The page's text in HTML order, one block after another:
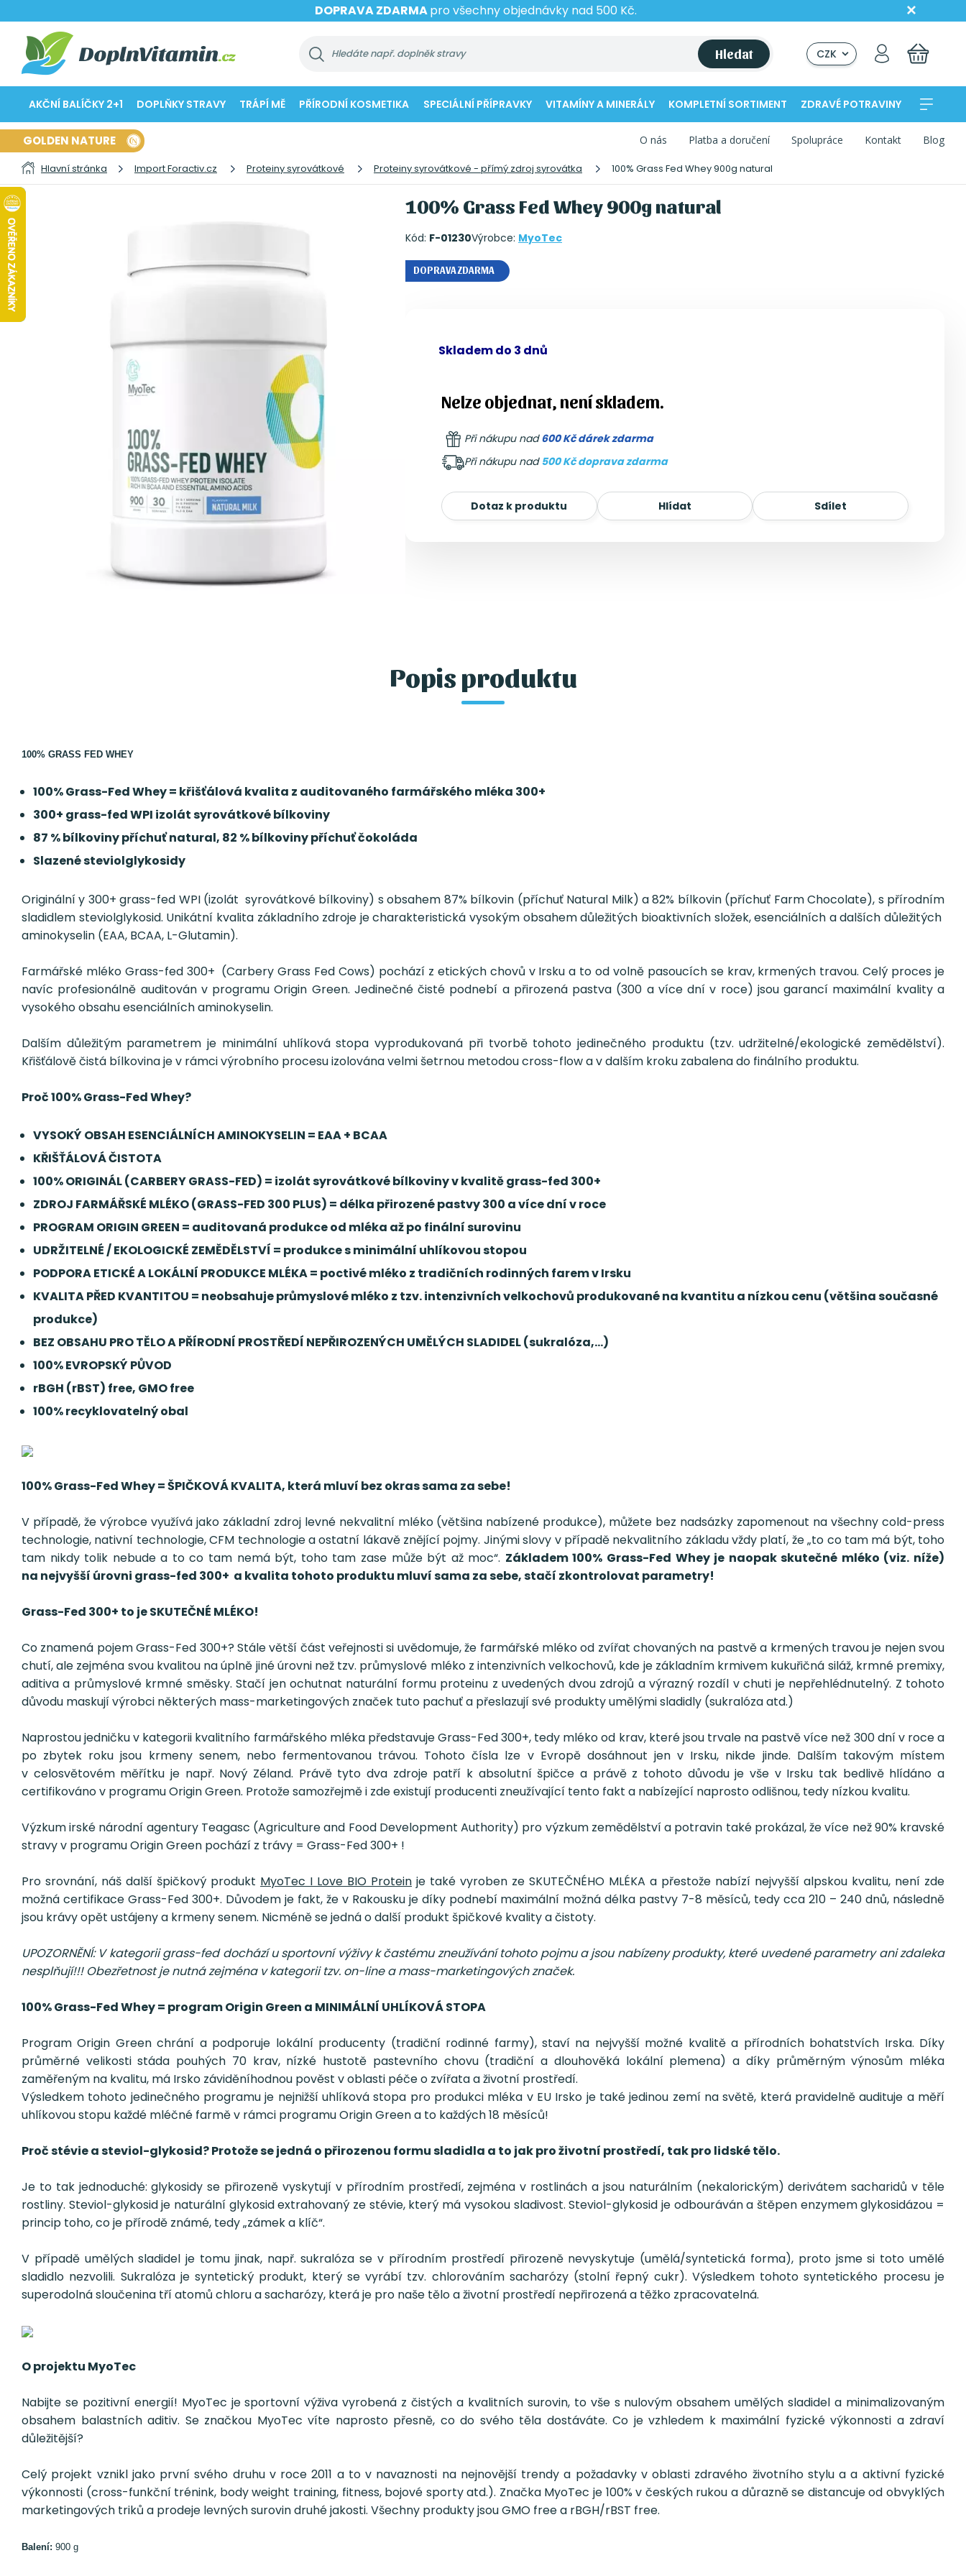
DOPRAVA ZDARMApro všechny objednávky nad 500 Kč.
Hledat CZK
AKČNÍ BALÍČKY 2+1 DOPLŇKY STRAVY TRÁPÍ MĚ PŘÍRODNÍ KOSMETIKA SPECIÁLNÍ PŘÍPRAVKY VITAMÍNY A MINERÁLY KOMPLETNÍ SORTIMENT ZDRAVÉ POTRAVINY
GOLDEN NATURE O nás Platba a doručení Spolupráce Kontakt Blog
Hlavní stránka Import Foractiv.cz Proteiny syrovátkové Proteiny syrovátkové - přímý zdroj syrovátka 100% Grass Fed Whey 900g natural
100% Grass Fed Whey 900g natural
Kód: F-01230Výrobce: MyoTec
DOPRAVA ZDARMA
Skladem do 3 dnů
Nelze objednat, není skladem.
Při nákupu nad600 Kč dárek zdarma
Při nákupu nad 500 Kč doprava zdarma
Dotaz k produktu Hlídat Sdílet
Popis produktu
100% GRASS FED WHEY
100% Grass-Fed Whey = křišťálová kvalita z auditovaného farmářského mléka 300+
300+ grass-fed WPI izolát syrovátkové bílkoviny
87 % bílkoviny příchuť natural, 82 % bílkoviny příchuť čokoláda
Slazené steviolglykosidy
Originální y 300+ grass-fed WPI (izolát syrovátkové bílkoviny) s obsahem 87% bílkovin (příchuť Natural Milk) a 82% bílkovin (příchuť Farm Chocolate), s přírodním
sladidlem steviolglykosid. Unikátní kvalita základního zdroje je charakteristická vysokým obsahem důležitých bioaktivních složek, esenciálních a dalších důležitých
aminokyselin (EAA, BCAA, L-Glutamin).
Farmářské mléko Grass-fed 300+ (Carbery Grass Fed Cows) pochází z etických chovů v Irsku a to od volně pasoucích se krav, krmených travou. Celý proces je
navíc profesionálně auditován v programu Origin Green. Jedinečné čisté podnebí a přirozená pastva (300 a více dní v roce) jsou garancí maximální kvality a
vysokého obsahu esenciálních aminokyselin.
Dalším důležitým parametrem je minimální uhlíková stopa vyprodukovaná při tvorbě tohoto jedinečného produktu (tzv. udržitelné/ekologické zemědělství).
Křišťálově čistá bílkovina je v rámci výrobního procesu izolována velmi šetrnou metodou cross-flow a v dalším kroku zabalena do finálního produktu.
Proč 100% Grass-Fed Whey?
VYSOKÝ OBSAH ESENCIÁLNÍCH AMINOKYSELIN = EAA + BCAA
KŘIŠŤÁLOVÁ ČISTOTA
100% ORIGINÁL (CARBERY GRASS-FED) = izolát syrovátkové bílkoviny v kvalitě grass-fed 300+
ZDROJ FARMÁŘSKÉ MLÉKO (GRASS-FED 300 PLUS) = délka přirozené pastvy 300 a více dní v roce
PROGRAM ORIGIN GREEN = auditovaná produkce od mléka až po finální surovinu
UDRŽITELNÉ / EKOLOGICKÉ ZEMĚDĚLSTVÍ = produkce s minimální uhlíkovou stopou
PODPORA ETICKÉ A LOKÁLNÍ PRODUKCE MLÉKA = poctivé mléko z tradičních rodinných farem v Irsku
KVALITA PŘED KVANTITOU = neobsahuje průmyslové mléko z tzv. intenzivních velkochovů produkované na kvantitu a nízkou cenu (většina současné
produkce)
BEZ OBSAHU PRO TĚLO A PŘÍRODNÍ PROSTŘEDÍ NEPŘIROZENÝCH UMĚLÝCH SLADIDEL (sukralóza,...)
100% EVROPSKÝ PŮVOD
rBGH (rBST) free, GMO free
100% recyklovatelný obal
100% Grass-Fed Whey = ŠPIČKOVÁ KVALITA, která mluví bez okras sama za sebe!
V případě, že výrobce využívá jako základní zdroj levné nekvalitní mléko (většina nabízené produkce), můžete bez nadsázky zapomenout na všechny cold-press
technologie, nativní technologie, CFM technologie a ostatní lákavě znějící pojmy. Jinými slovy v případě nekvalitního základu vždy platí, že „to co tam má být, toho
tam nikdy tolik nebude a to co tam nemá být, toho tam zase může být až moc“. Základem 100% Grass-Fed Whey je naopak skutečné mléko (viz. níže)
na nejvyšší úrovni grass-fed 300+ a kvalita tohoto produktu mluví sama za sebe, stačí zkontrolovat parametry!
Grass-Fed 300+ to je SKUTEČNÉ MLÉKO!
Co znamená pojem Grass-Fed 300+? Stále větší část veřejnosti si uvědomuje, že farmářské mléko od zvířat chovaných na pastvě a krmených travou je nejen svou
chutí, ale zejména svou kvalitou na úplně jiné úrovni než tzv. průmyslové mléko z intenzivních velkochovů, kde je základním krmivem kukuřičná siláž, krmné premixy,
aditiva a průmyslové krmné směsky. Stačí jen ochutnat naturální formu proteinu z uvedených dvou zdrojů a výrazný rozdíl v chuti je nepřehlédnutelný. Z tohoto
důvodu maskují výrobci některých mass-marketingových značek tuto pachuť a přeslazují své produkty umělými sladidly (sukralóza atd.)
Naprostou jedničku v kategorii kvalitního farmářského mléka představuje Grass-Fed 300+, tedy mléko od krav, které jsou trvale na pastvě více než 300 dní v roce a
po zbytek roku jsou krmeny senem, nebo fermentovanou trávou. Tohoto čísla lze v Evropě dosáhnout jen v Irsku, nikde jinde. Dalším takovým místem
v celosvětovém měřítku je např. Nový Zéland. Právě tyto dva zdroje patří k absolutní špičce a právě z tohoto důvodu je vše v Irsku tak bedlivě hlídáno a
certifikováno v programu Origin Green. Protože samozřejmě i zde existují producenti zneužívající tento fakt a nabízející naprosto odlišnou, tedy nízkou kvalitu.
Výzkum irské národní agentury Teagasc (Agriculture and Food Development Authority) pro výzkum zemědělství a potravin také prokázal, že více než 90% kravské
stravy v programu Origin Green pochází z trávy = Grass-Fed 300+ !
Pro srovnání, náš další špičkový produkt MyoTec I Love BIO Protein je také vyroben ze SKUTEČNÉHO MLÉKA a přestože nabízí nejvyšší alpskou kvalitu, není zde
možná certifikace Grass-Fed 300+. Důvodem je fakt, že v Rakousku je díky podnebí maximální možná délka pastvy 7-8 měsíců, tedy cca 210 – 240 dnů, následně
jsou krávy opět ustájeny a krmeny senem. Nicméně se jedná o další produkt špičkové kvality a čistoty.
UPOZORNĚNÍ: V kategorii grass-fed dochází u sportovní výživy k častému zneužívání tohoto pojmu a jsou nabízeny produkty, které uvedené parametry ani zdaleka
nesplňují!!! Obezřetnost je nutná zejména v kategorii tzv. on-line a mass-marketingových značek.
100% Grass-Fed Whey = program Origin Green a MINIMÁLNÍ UHLÍKOVÁ STOPA
Program Origin Green chrání a podporuje lokální producenty (tradiční rodinné farmy), staví na nejvyšší možné kvalitě a přírodních bohatstvích Irska. Díky
průměrné velikosti stáda pouhých 70 krav, nízké hustotě pastevního chovu (tradiční a dlouhověká lokální plemena) a díky průměrným výnosům mléka
zaměřeným na kvalitu, má Irsko záviděníhodnou pověst v oblasti péče o zvířata a životní prostředí.
Výsledkem tohoto jedinečného programu je nejnižší uhlíková stopa pro produkci mléka v EU Irsko je také jedinou zemí na světě, která pravidelně audituje a měří
uhlíkovou stopu každé mléčné farmě v rámci programu Origin Green a to každých 18 měsíců!
Proč stévie a steviol-glykosid? Protože se jedná o přirozenou formu sladidla a to jak pro životní prostředí, tak pro lidské tělo.
Je to tak jednoduché: glykosidy se přirozeně vyskytují v přírodním prostředí, zejména v rostlinách a jsou naturálním (nekalorickým) derivátem sacharidů v těle
rostliny. Steviol-glykosid je naturální glykosid extrahovaný ze stévie, který má vysokou sladivost. Steviol-glykosid je odbouráván a štěpen enzymem glykosidázou =
princip toho, co je přírodě známé, tedy „zámek a klíč“.
V případě umělých sladidel je tomu jinak, např. sukralóza se v přírodním prostředí přirozeně nevyskytuje (umělá/syntetická forma), proto jsme si toto umělé
sladidlo nezvolili. Sukralóza je syntetický produkt, který se vyrábí tzv. chlorováním sacharózy (stolní řepný cukr). Výsledkem tohoto syntetického procesu je
superodolná sloučenina tří atomů chloru a sacharózy, která je pro naše tělo a životní prostředí nepřirozená a těžko zpracovatelná.
O projektu MyoTec
Nabijte se pozitivní energií! MyoTec je sportovní výživa vyrobená z čistých a kvalitních surovin, to vše s nulovým obsahem umělých sladidel a minimalizovaným
obsahem balastních aditiv. Se značkou MyoTec víte naprosto přesně, co do svého těla dostáváte. Co je vzhledem k maximální fyzické výkonnosti a zdraví
důležitější?
Celý projekt vznikl jako první svého druhu v roce 2011 a to v navaznosti na nejnovější trendy a požadavky v oblasti zdravého životního stylu a a aktivní fyzické
výkonnosti (cross-funkční trénink, body weight training, fitness, bojové sporty atd.). Značka MyoTec je 100% v českých rukou a důrazně se distancuje od obvyklých
marketingových triků a prodeje levných surovin druhé jakosti. Všechny produkty jsou GMO free a rBGH/rBST free.
Balení: 900 g